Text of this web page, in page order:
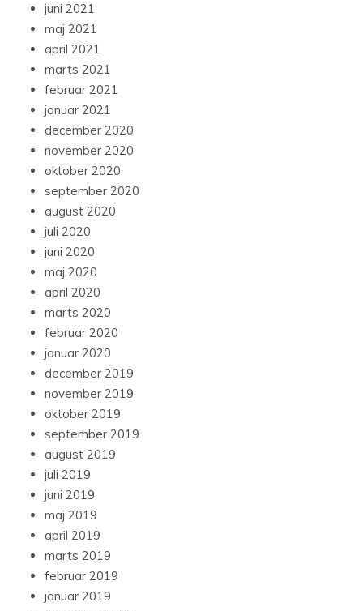
juni 2021
maj 2021
april 2021
marts 2021
februar 2021
januar 2021
december 2020
november 2020
oktober 2020
september 2020
august 2020
juli 2020
juni 2020
maj 2020
april 2020
marts 2020
februar 2020
januar 2020
december 2019
november 2019
oktober 2019
september 2019
august 2019
juli 2019
juni 2019
maj 2019
april 2019
marts 2019
februar 2019
januar 2019